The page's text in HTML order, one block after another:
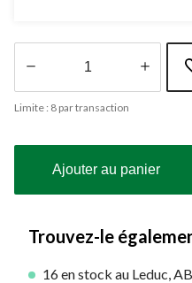
mise
jour
Limite : 8 par transaction
Ajouter au panier
Trouvez-le
16 en stock au Leduc, AB